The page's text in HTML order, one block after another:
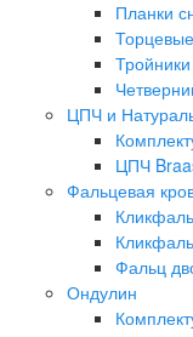
Планки
Тройники
ЦПЧ и
ЦПЧ
Фальцевая
Фальц
Ондулин